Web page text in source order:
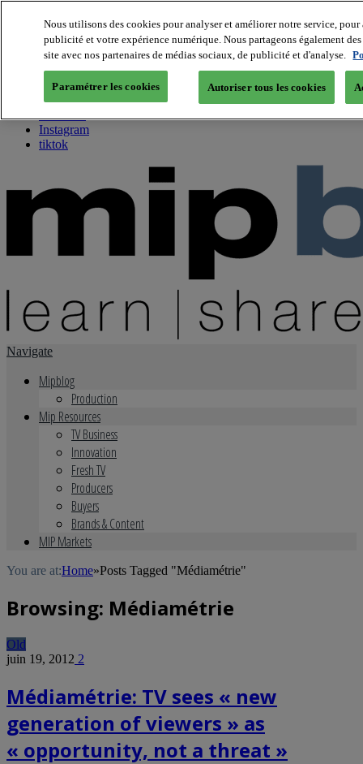
About us
Twitter
Facebook
Youtube
Instagram
tiktok
Navigate
Mipblog
Production
Mip Resources
TV Business
Innovation
Fresh TV
Producers
Buyers
Brands & Content
MIP Markets
You are at:Home»Posts Tagged "Médiamétrie"
Browsing: Médiamétrie
Old
juin 19, 2012 2
Médiamétrie: TV sees « new
generation of viewers » as
« opportunity, not a threat »
Nous utilisons des cookies pour analyser et améliorer notre service,
publicité et votre expérience numérique. Nous partageons également
site avec nos partenaires de médias sociaux, de publicité et d'analyse.
Paramétrer les cookies Autoriser tous les cookies